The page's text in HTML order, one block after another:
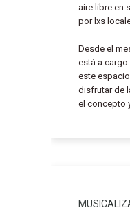
aire libre en
por lxs
Desde el
está a
este
disfrutar de
el concepto